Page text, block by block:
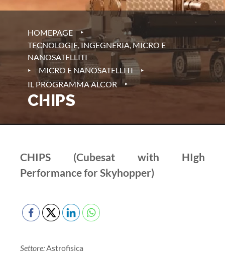
HOMEPAGE ‣
TECNOLOGIE, INGEGNERIA, MICRO E
NANOSATELLITI
‣ MICRO E NANOSATELLITI ‣
IL PROGRAMMA ALCOR ‣
CHIPS
CHIPS (Cubesat with HIgh
Performance for Skyhopper)
Settore:Astrofisica